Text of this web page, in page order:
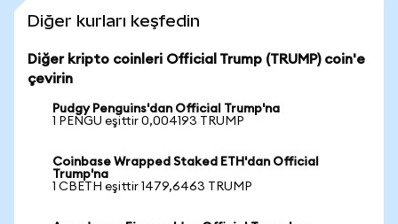
Diğer kurları keşfedin
Diğer kripto coinleri Official Trump (TRUMP) coin'e
çevirin
Pudgy Penguins'dan Official Trump'na
1 PENGU eşittir 0,004193 TRUMP
Coinbase Wrapped Staked ETH'dan Official
Trump'na
1 CBETH eşittir 1479,6463 TRUMP